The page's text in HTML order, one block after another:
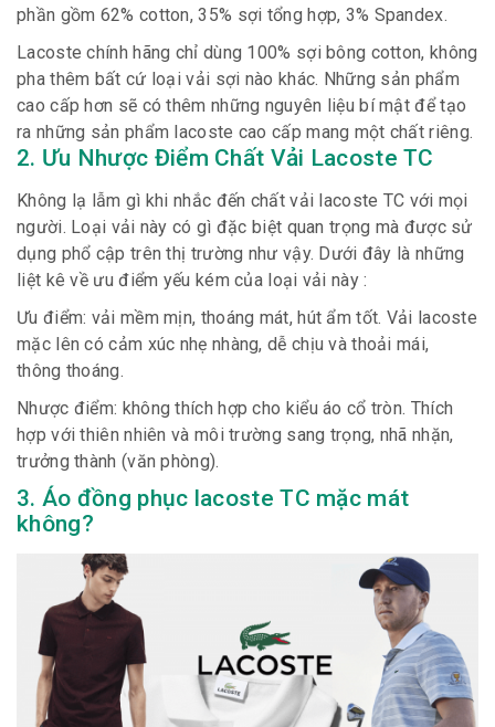
phần gồm 62% cotton, 35% sợi tổng hợp, 3% Spandex.
Lacoste chính hãng chỉ dùng 100% sợi bông cotton, không
pha thêm bất cứ loại vải sợi nào khác. Những sản phẩm
cao cấp hơn sẽ có thêm những nguyên liệu bí mật để tạo
ra những sản phẩm lacoste cao cấp mang một chất riêng.
2. Ưu Nhược Điểm Chất Vải Lacoste TC
Không lạ lẫm gì khi nhắc đến chất vải lacoste TC với mọi
người. Loại vải này có gì đặc biệt quan trọng mà được sử
dụng phổ cập trên thị trường như vậy. Dưới đây là những
liệt kê về ưu điểm yếu kém của loại vải này :
Ưu điểm: vải mềm mịn, thoáng mát, hút ẩm tốt. Vải lacoste
mặc lên có cảm xúc nhẹ nhàng, dễ chịu và thoải mái,
thông thoáng.
Nhược điểm: không thích hợp cho kiểu áo cổ tròn. Thích
hợp với thiên nhiên và môi trường sang trọng, nhã nhặn,
trưởng thành (văn phòng).
3. Áo đồng phục lacoste TC mặc mát
không?